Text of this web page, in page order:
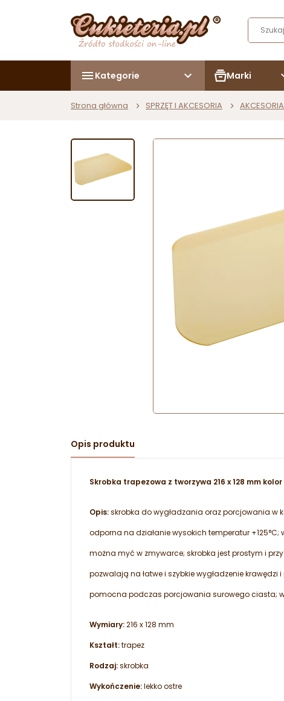
Kategorie Marki
Strona główna SPRZĘT I AKCESORIA
Opis produktu
Skrobka trapezowa z tworzywa 216 x 128 mm
Opis:skrobka do wygładzania oraz porcjowania w
odporna na działanie wysokich temperatur
można myć w zmywarce; skrobka jest prostym i
pozwalają na łatwe i szybkie wygładzenie krawędzi
pomocna podczas porcjowania surowego ciasta;
Wymiary:216 x 128 mm
Kształt:trapez
Rodzaj:skrobka
Wykończenie:lekko ostre